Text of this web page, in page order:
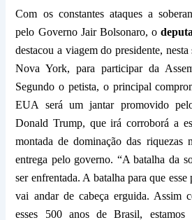
Com os constantes ataques a
pelo Governo Jair Bolsonaro, o
destacou a viagem do presidente,
Nova York,para participarda
Segundo o petista, o principal
EUA será um jantar promovido
Donald Trump, que irá corroborá a
montada de dominação das riquezas
entrega pelo governo. “A batalha da
ser enfrentada. A batalha para que esse
vai andar de cabeça erguida. Assim
esses 500 anos de Brasil,